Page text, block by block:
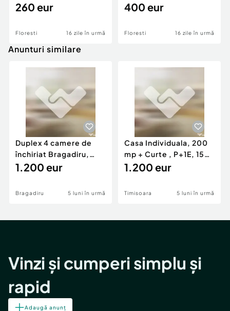
260 eur
Floresti 16 zile în urmă
deocomandat, zona
400 eur
Floresti 16 zile în urmă
Anunturi similare
Duplex 4 camere de
închiriat Bragadiru,
curte 100 mp, pa...
1.200 eur
Bragadiru 5 luni în urmă
Casa Individuala, 200
mp + Curte , P+1E, 150
mp, zona Girocu
1.200 eur
Timisoara 5 luni în urmă
Vinzi și cumperi simplu și
rapid
Adaugă anunț